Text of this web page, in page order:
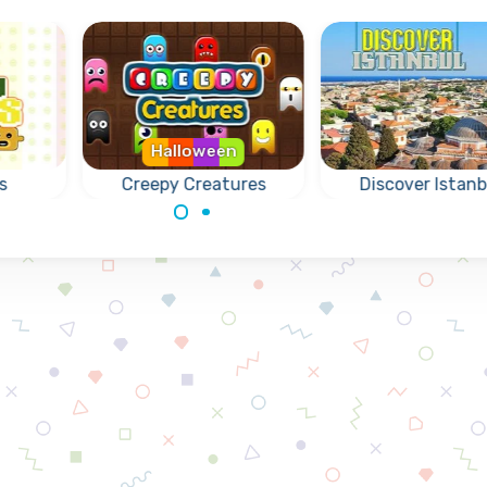
aan
Creepy Creatures
Halloween
inktvissen.
Discover
plekjes in